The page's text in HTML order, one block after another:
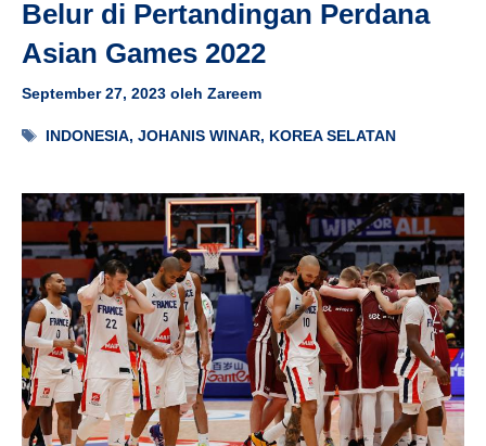
Belur di Pertandingan Perdana
Asian Games 2022
September 27, 2023 oleh Zareem
Tag
INDONESIA,JOHANIS WINAR, KOREA SELATAN